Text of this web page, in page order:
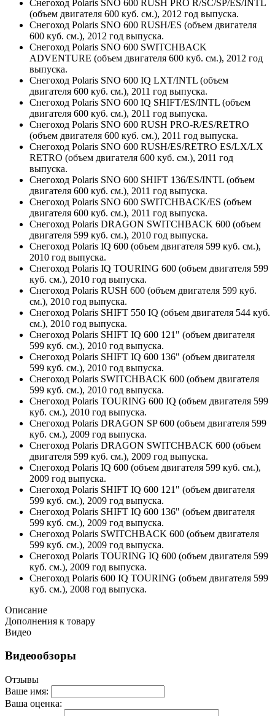
Снегоход Polaris SNO 600 RUSH PRO R/SC/SP/ES/INTL
(объем двигателя 600 куб. см.), 2012 год выпуска.
Снегоход Polaris SNO 600 RUSH/ES (объем двигателя
600 куб. см.), 2012 год выпуска.
Снегоход Polaris SNO 600 SWITCHBACK
ADVENTURE (объем двигателя 600 куб. см.), 2012 год
выпуска.
Снегоход Polaris SNO 600 IQ LXT/INTL (объем
двигателя 600 куб. см.), 2011 год выпуска.
Снегоход Polaris SNO 600 IQ SHIFT/ES/INTL (объем
двигателя 600 куб. см.), 2011 год выпуска.
Снегоход Polaris SNO 600 RUSH PRO-R/ES/RETRO
(объем двигателя 600 куб. см.), 2011 год выпуска.
Снегоход Polaris SNO 600 RUSH/ES/RETRO ES/LX/LX
RETRO (объем двигателя 600 куб. см.), 2011 год
выпуска.
Снегоход Polaris SNO 600 SHIFT 136/ES/INTL (объем
двигателя 600 куб. см.), 2011 год выпуска.
Снегоход Polaris SNO 600 SWITCHBACK/ES (объем
двигателя 600 куб. см.), 2011 год выпуска.
Снегоход Polaris DRAGON SWITCHBACK 600 (объем
двигателя 599 куб. см.), 2010 год выпуска.
Снегоход Polaris IQ 600 (объем двигателя 599 куб. см.),
2010 год выпуска.
Снегоход Polaris IQ TOURING 600 (объем двигателя 599
куб. см.), 2010 год выпуска.
Снегоход Polaris RUSH 600 (объем двигателя 599 куб.
см.), 2010 год выпуска.
Снегоход Polaris SHIFT 550 IQ (объем двигателя 544 куб.
см.), 2010 год выпуска.
Снегоход Polaris SHIFT IQ 600 121" (объем двигателя
599 куб. см.), 2010 год выпуска.
Снегоход Polaris SHIFT IQ 600 136" (объем двигателя
599 куб. см.), 2010 год выпуска.
Снегоход Polaris SWITCHBACK 600 (объем двигателя
599 куб. см.), 2010 год выпуска.
Снегоход Polaris TOURING 600 IQ (объем двигателя 599
куб. см.), 2010 год выпуска.
Снегоход Polaris DRAGON SP 600 (объем двигателя 599
куб. см.), 2009 год выпуска.
Снегоход Polaris DRAGON SWITCHBACK 600 (объем
двигателя 599 куб. см.), 2009 год выпуска.
Снегоход Polaris IQ 600 (объем двигателя 599 куб. см.),
2009 год выпуска.
Снегоход Polaris SHIFT IQ 600 121" (объем двигателя
599 куб. см.), 2009 год выпуска.
Снегоход Polaris SHIFT IQ 600 136" (объем двигателя
599 куб. см.), 2009 год выпуска.
Снегоход Polaris SWITCHBACK 600 (объем двигателя
599 куб. см.), 2009 год выпуска.
Снегоход Polaris TOURING IQ 600 (объем двигателя 599
куб. см.), 2009 год выпуска.
Снегоход Polaris 600 IQ TOURING (объем двигателя 599
куб. см.), 2008 год выпуска.
Описание
Дополнения к товару
Видео
Видеообзоры
Отзывы
Ваше имя:
Ваша оценка: